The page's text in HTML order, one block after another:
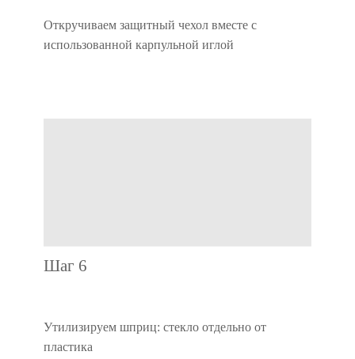
Откручиваем защитный чехол вместе с
использованной карпульной иглой
Шаг 6
Утилизируем шприц: стекло отдельно от
пластика